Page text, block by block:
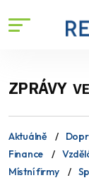
ZPRÁVY
Aktuálně
Finance
Místní firmy